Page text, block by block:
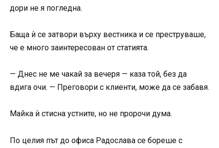
дори не я погледна.
Баща ѝ се затвори върху вестника и се преструваше,
че е много заинтересован от статията.
— Днес не ме чакай за вечеря — каза той, без да
вдига очи. — Преговори с клиенти, може да се забавя.
Майка ѝ стисна устните, но не пророчи дума.
По целия път до офиса Радослава се бореше с